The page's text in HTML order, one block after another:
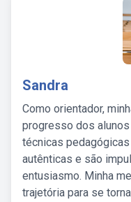
Sandra
Como orientador,
progresso dos
técnicas
autênticas e são
entusiasmo. Minha
trajetória para se